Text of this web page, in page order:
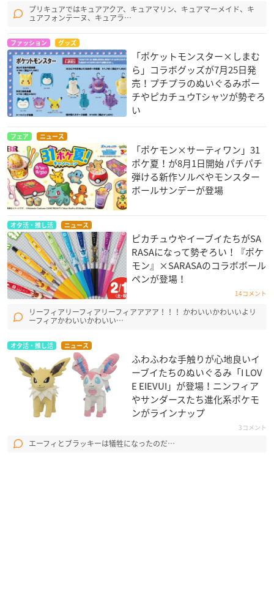
プリキュアではキュアアクア、キュアマリン、キュアマーメイド、キ
ュアフォンテーヌ、キュアラ…
ファッション グッズ
「ポケットモンスター×しまむ
ら」コラボグッズが7月25日発
売！プチプラのぬいぐるみポー
チやピカチュウTシャツが勢ぞろ
い
フェア ニュース
「ポケモン×サーティワン」31
ポケ夏！が8月1日開始 パチパチ
弾ける新作ソルベやモンスター
ボールサンデーが登場
オタ活・推し活 ニュース
ピカチュウやイーブイたちがSA
RASAになって勢ぞろい！『ポケ
モン』×SARASAのコラボボール
ペンが登場！
14コメント
リーフィアリーフィアリーフィアアアア！！！ かわいいかわいいよリ
ーフィアかわいいかわいい…
オタ活・推し活 ニュース
ふわふわな手触りが心地良いイ
ーブイたちのぬいぐるみ「I LOV
E EIEVUI」が登場！ニンフィア
やサンダースたち進化系ポケモ
ンがラインナップ
3コメント
エーフィとブラッキーは犠牲になったのだ…